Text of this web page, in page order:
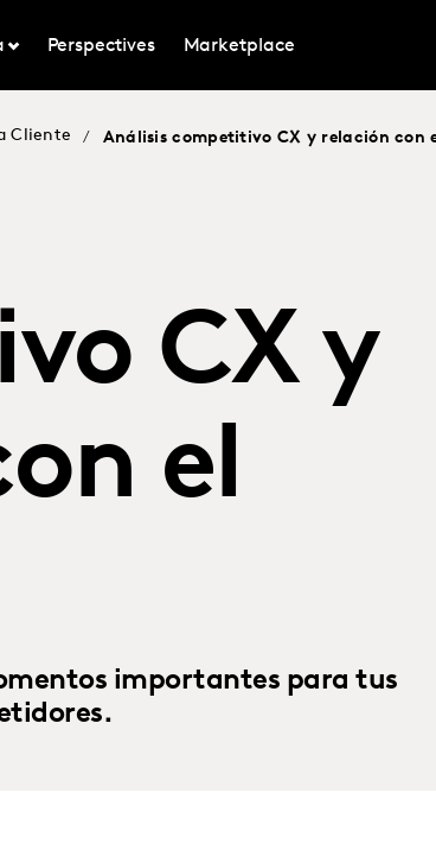
Perspectives Marketplace
Cliente / Análisis competitivo CX y relación con
CX y
el
importantes para tus